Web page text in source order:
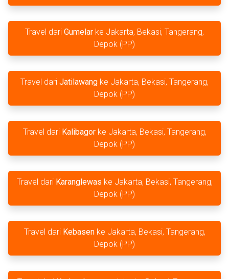
Travel dari Gumelar ke Jakarta, Bekasi, Tangerang,
Depok (PP)
Travel dari Jatilawang ke Jakarta, Bekasi, Tangerang,
Depok (PP)
Travel dari Kalibagorke Jakarta, Bekasi, Tangerang,
Depok (PP)
Travel dari Karanglewas ke Jakarta, Bekasi, Tangerang,
Depok (PP)
Travel dari Kebasenke Jakarta, Bekasi, Tangerang,
Depok (PP)